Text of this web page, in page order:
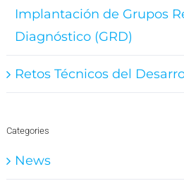
Implantación de Grupos
Diagnóstico (GRD)
Retos Técnicos del
Categories
News